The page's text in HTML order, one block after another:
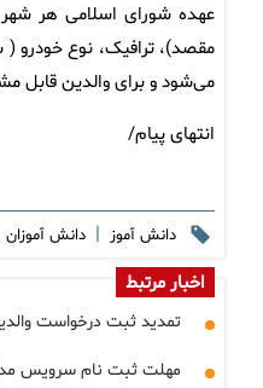
عهده شورای اسلامی هر
مقصد)، ترافیک، نوع خودرو (
می‌شود و برای والدین قابل
انتهای پیام/
دانش آموز | دانش آموزان
اخبار مرتبط
تمدید ثبت درخواست والدین
مهلت ثبت نام سرویس